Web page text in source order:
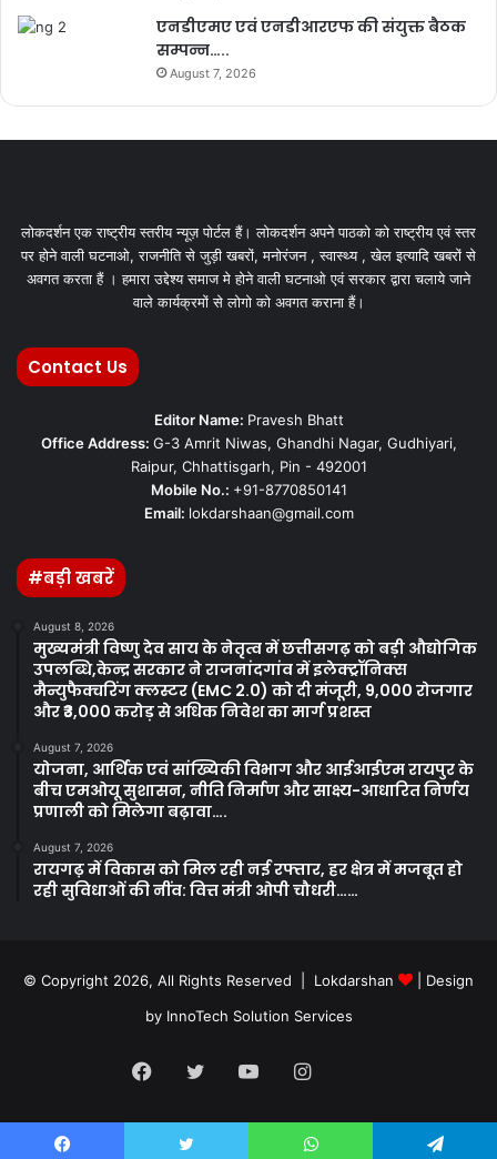
एनडीएमए एवं एनडीआरएफ की संयुक्त बैठक
सम्पन्न…..
August 7, 2026
लोकदर्शन एक राष्ट्रीय स्तरीय न्यूज़ पोर्टल हैं। लोकदर्शन अपने पाठको को राष्ट्रीय एवं स्तर
पर होने वाली घटनाओ, राजनीति से जुड़ी खबरों, मनोरंजन , स्वास्थ्य , खेल इत्यादि खबरों से
अवगत करता हैं । हमारा उद्देश्य समाज मे होने वाली घटनाओ एवं सरकार द्वारा चलाये जाने
वाले कार्यक्रमों से लोगो को अवगत कराना हैं।
Contact Us
Editor Name: Pravesh Bhatt
Office Address: G-3 Amrit Niwas, Ghandhi Nagar, Gudhiyari,
Raipur, Chhattisgarh, Pin - 492001
Mobile No.: +91-8770850141
Email: lokdarshaan@gmail.com
#बड़ी खबरें
August 8, 2026
मुख्यमंत्री विष्णु देव साय के नेतृत्व में छत्तीसगढ़ को बड़ी औद्योगिक
उपलब्धि,केन्द्र सरकार ने राजनांदगांव में इलेक्ट्रॉनिक्स
मैन्युफैक्चरिंग क्लस्टर (EMC 2.0) को दी मंजूरी, 9,000 रोजगार
और ₹3,000 करोड़ से अधिक निवेश का मार्ग प्रशस्त
August 7, 2026
योजना, आर्थिक एवं सांख्यिकी विभाग और आईआईएम रायपुर के
बीच एमओयू सुशासन, नीति निर्माण और साक्ष्य-आधारित निर्णय
प्रणाली को मिलेगा बढ़ावा….
August 7, 2026
रायगढ़ में विकास को मिल रही नई रफ्तार, हर क्षेत्र में मजबूत हो
रही सुविधाओं की नींव: वित्त मंत्री ओपी चौधरी……
© Copyright 2026, All Rights Reserved | Lokdarshan
| Design
by InnoTech Solution Services
Facebook
Twitter YouTubeInstagram